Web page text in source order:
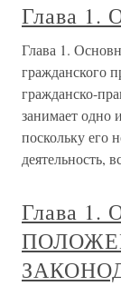
Глава 1.
Глава 1.
гражданского
гражданско-
занимает одно
поскольку его
деятельность,
Глава